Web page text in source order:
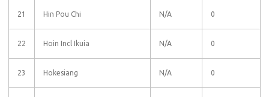
21 Hin Pou Chi N/A 0
22 Hoin Incl Ikuia N/A 0
23 Hokesiang N/A 0